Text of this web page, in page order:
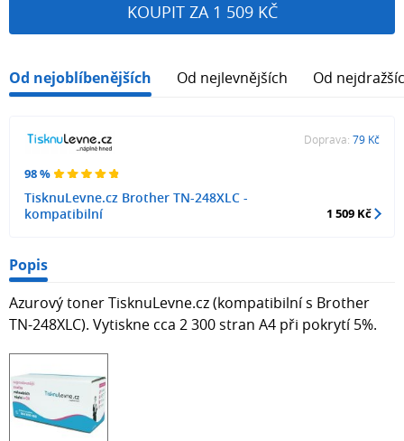
KOUPIT ZA 1 509 KČ
Od nejoblíbenějších Od nejlevnějších Od
98 %
TisknuLevne.cz Brother TN-248XLC -
kompatibilní
Doprava: 79 Kč
1 509 Kč
Popis
Azurový toner TisknuLevne.cz (kompatibilní s Brother
TN-248XLC). Vytiskne cca 2 300 stran A4 při pokrytí 5%.